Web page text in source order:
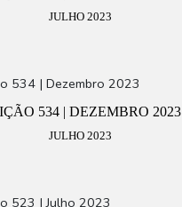
JULHO 2023
534 | DEZEMBRO 2023
JULHO 2023